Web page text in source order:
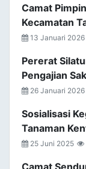
Camat
Kecamatan
13 Januari 2026
Pererat
Pengajian
26 Januari 2026
Sosialisasi
Tanaman
25 Juni 2025
Camat